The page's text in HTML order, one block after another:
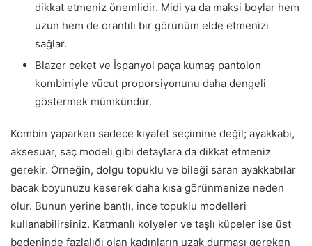
dikkat etmeniz önemlidir. Midi ya da maksi boylar hem
uzun hem de orantılı bir görünüm elde etmenizi
sağlar.
Blazer ceket ve İspanyol paça kumaş pantolon
kombiniyle vücut proporsiyonunu daha dengeli
göstermek mümkündür.
Kombin yaparken sadece kıyafet seçimine değil; ayakkabı,
aksesuar, saç modeli gibi detaylara da dikkat etmeniz
gerekir. Örneğin, dolgu topuklu ve bileği saran ayakkabılar
bacak boyunuzu keserek daha kısa görünmenize neden
olur. Bunun yerine bantlı, ince topuklu modelleri
kullanabilirsiniz. Katmanlı kolyeler ve taşlı küpeler ise üst
bedeninde fazlalığı olan kadınların uzak durması gereken